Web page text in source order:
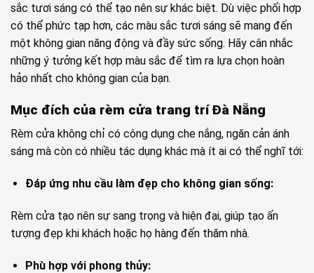
sắc tươi sáng có thể tạo nên sự khác biệt. Dù việc phối hợp
có thể phức tạp hơn, các màu sắc tươi sáng sẽ mang đến
một không gian năng động và đầy sức sống. Hãy cân nhắc
những ý tưởng kết hợp màu sắc để tìm ra lựa chọn hoàn
hảo nhất cho không gian của bạn.
Mục đích của rèm cửa trang trí Đà Nẵng
Rèm cửa không chỉ có công dụng che nắng, ngăn cản ánh
sáng mà còn có nhiều tác dụng khác mà ít ai có thể nghĩ tới:
Đáp ứng nhu cầu làm đẹp cho không gian sống:
Rèm cửa tạo nên sự sang trọng và hiện đại, giúp tạo ấn
tượng đẹp khi khách hoặc họ hàng đến thăm nhà.
Phù hợp với phong thủy: